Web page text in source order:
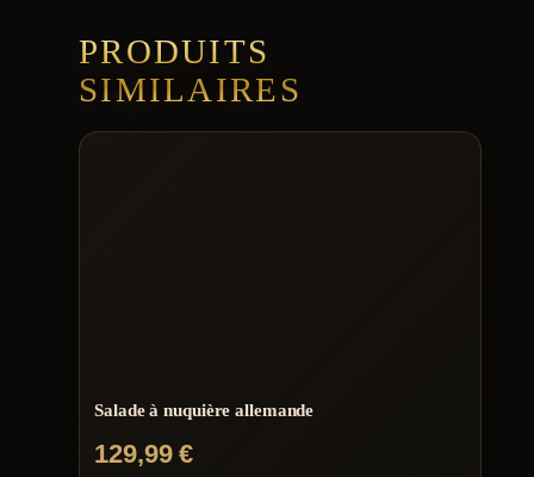
PRODUITS
SIMILAIRES
Salade à nuquière allemande
129,99€